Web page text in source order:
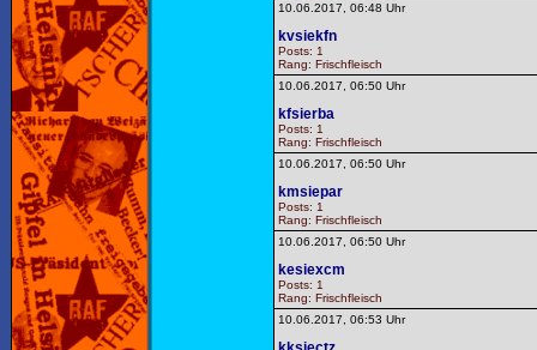
10.06.2017, 06:48 Uhr
kvsiekfn
Posts: 1
Rang: Frischfleisch
10.06.2017, 06:50 Uhr
kfsierba
Posts: 1
Rang: Frischfleisch
10.06.2017, 06:50 Uhr
kmsiepar
Posts: 1
Rang: Frischfleisch
10.06.2017, 06:50 Uhr
kesiexcm
Posts: 1
Rang: Frischfleisch
10.06.2017, 06:53 Uhr